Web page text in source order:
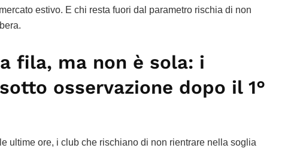
estivo. E chi resta fuori dal parametro rischia di non
fila, ma non è sola: i
osservazione dopo il 1°
ultime ore, i club che rischiano di non rientrare nella soglia